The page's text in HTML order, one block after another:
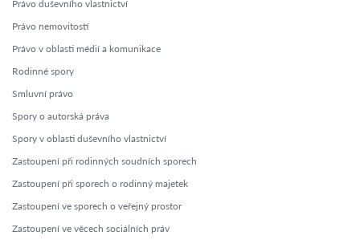
Právo duševního vlastnictví
Právo nemovitostí
Právo v oblasti médií a komunikace
Rodinné spory
Smluvní právo
Spory o autorská práva
Spory v oblasti duševního vlastnictví
Zastoupení při rodinných soudních sporech
Zastoupení při sporech o rodinný majetek
Zastoupení ve sporech o veřejný prostor
Zastoupení ve věcech sociálních práv